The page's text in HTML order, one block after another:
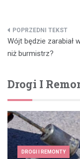
Nawigacja
wpisu
Wójt będzie zarabiał
niż burmistrz?
Drogi I
DROGI I REMONTY